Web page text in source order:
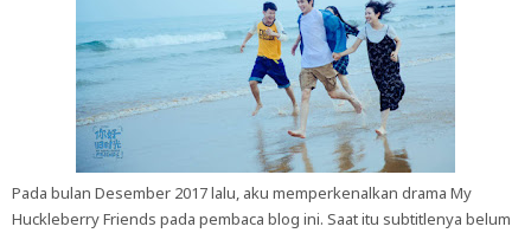
Pada bulan Desember 2017 lalu, aku memperkenalkan drama My
Huckleberry Friends pada pembaca blog ini. Saat itu subtitlenya belum